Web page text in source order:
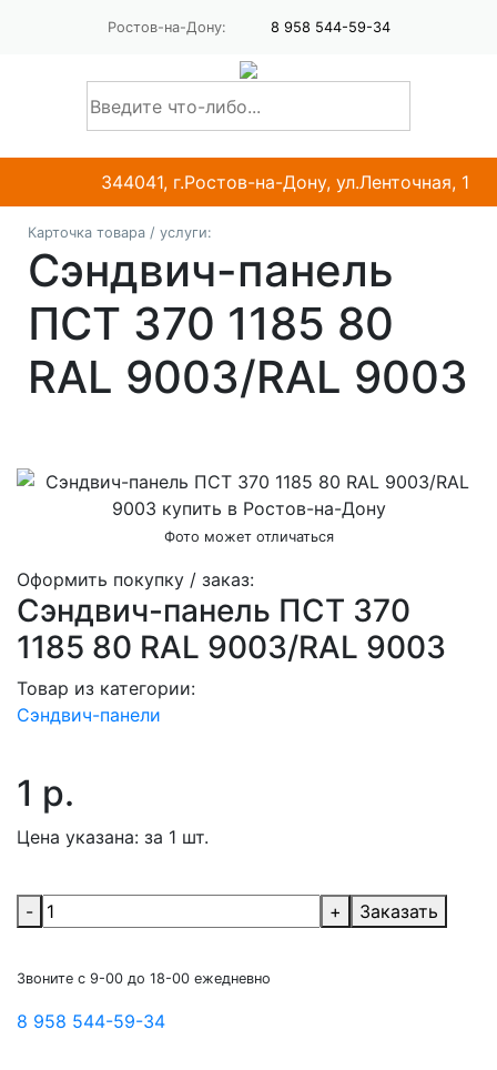
Ростов-на-Дону: 8 958 544-59-34
344041, г.Ростов-на-Дону, ул.Ленточная, 1
Карточка товара / услуги:
Сэндвич-панель
ПСТ 370 1185 80
RAL 9003/RAL 9003
Фото может отличаться
Оформить покупку / заказ:
Сэндвич-панель ПСТ 370
1185 80 RAL 9003/RAL 9003
Товар из категории:
Сэндвич-панели
1 р.
Цена указана: за 1 шт.
- + Заказать
Звоните с 9-00 до 18-00 ежедневно
8 958 544-59-34